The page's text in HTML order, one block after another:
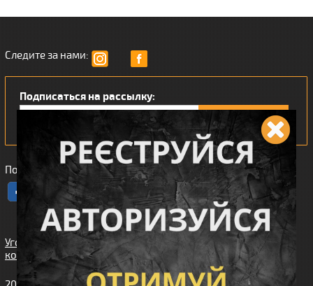
Следите за нами:
Подписаться на рассылку:
Понравился наш интернет магазин?
Угода
користувача